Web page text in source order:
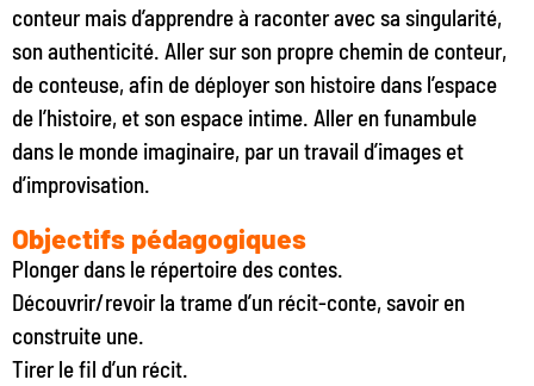
conteur mais d’apprendre à raconter avec sa singularité,
son authenticité. Aller sur son propre chemin de conteur,
de conteuse, afin de déployer son histoire dans l’espace
de l’histoire, et son espace intime. Aller en funambule
dans le monde imaginaire, par un travail d’images et
d’improvisation.
Objectifs pédagogiques
Plonger dans le répertoire des contes.
Découvrir/revoir la trame d’un récit-conte, savoir en
construite une.
Tirer le fil d’un récit.